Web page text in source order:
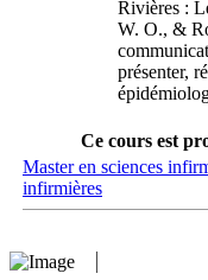
Rivières :
W. O., &
présenter,
Ce cours est
Master en sciences
infirmières